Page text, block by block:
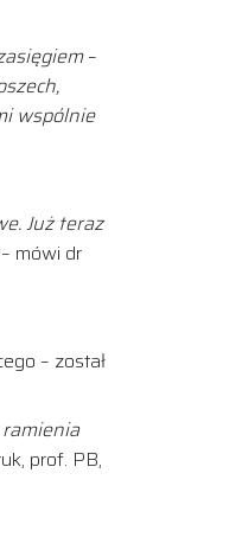
–
wspólnie
Już teraz
mówi dr
– został
prof. PB,